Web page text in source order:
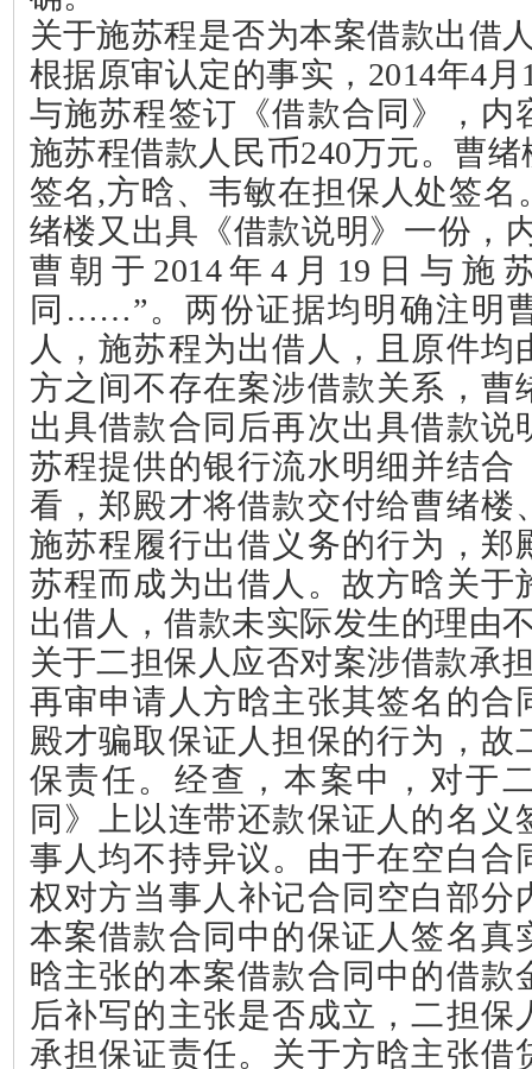
关于施苏程是否为本案借款出借
根据原审认定的事实， 2014年4月
与施苏程签订《借款合同》，内
施苏程借款人民币240万元。曹
签名,方晗、韦敏在担保人处签名
绪楼又出具《借款说明》一份，
曹朝于 2014年4 月 19 日与施
同……”。两份证据均明确注明
人，施苏程为出借人，且原件均
方之间不存在案涉借款关系，曹
出具借款合同后再次出具借款说
苏程提供的银行流水明细并结合
看，郑殿才将借款交付给曹绪楼
施苏程履行出借义务的行为，郑
苏程而成为出借人。故方晗关于
出借人，借款未实际发生的理由
关于二担保人应否对案涉借款承
再审申请人方晗主张其签名的合
殿才骗取保证人担保的行为，故
保责任。经查，本案中，对于
同》上以连带还款保证人的名义
事人均不持异议。由于在空白合
权对方当事人补记合同空白部分
本案借款合同中的保证人签名真
晗主张的本案借款合同中的借款
后补写的主张是否成立，二担保
承担保证责任。关于方晗主张借